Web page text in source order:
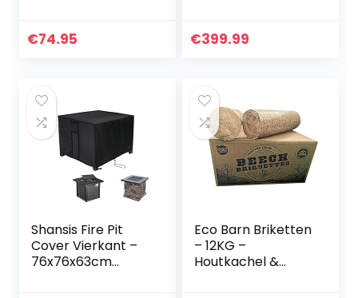
€74.95
brandhoutopslag
€399.99
Shansis Fire Pit
Cover Vierkant –
76x76x63cm
Eco Barn Briketten
– 12KG –
Houtkachel &